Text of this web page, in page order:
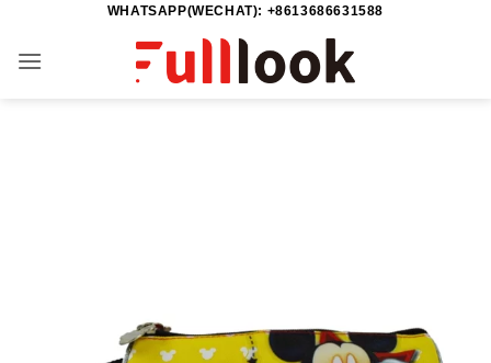
contenu
WHATSAPP(WECHAT): +8613686631588